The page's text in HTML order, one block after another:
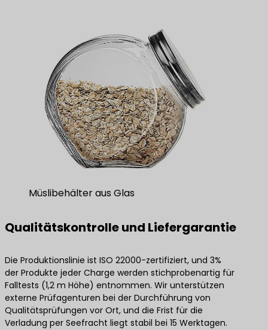
Müslibehälter aus Glas
Qualitätskontrolle und Liefergarantie
Die Produktionslinie ist ISO 22000-zertifiziert, und 3%
der Produkte jeder Charge werden stichprobenartig für
Falltests (1,2 m Höhe) entnommen. Wir unterstützen
externe Prüfagenturen bei der Durchführung von
Qualitätsprüfungen vor Ort, und die Frist für die
Verladung per Seefracht liegt stabil bei 15 Werktagen.